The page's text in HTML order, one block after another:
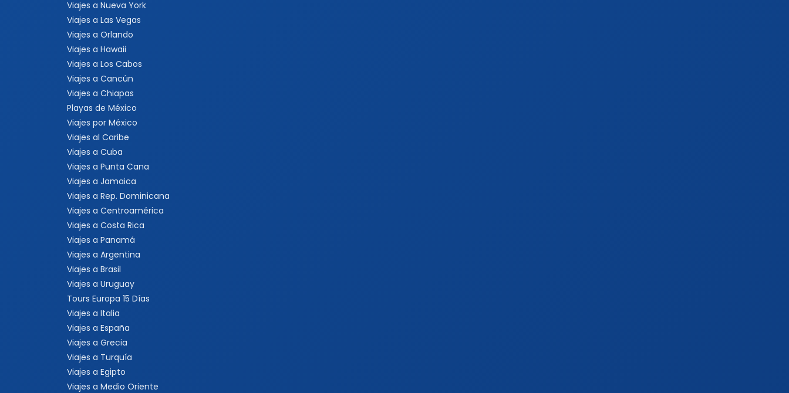
Viajes a Nueva York
Viajes a Las Vegas
Viajes a Orlando
Viajes a Hawaii
Viajes a Los Cabos
Viajes a Cancún
Viajes a Chiapas
Playas de México
Viajes por México
Viajes al Caribe
Viajes a Cuba
Viajes a Punta Cana
Viajes a Jamaica
Viajes a Rep. Dominicana
Viajes a Centroamérica
Viajes a Costa Rica
Viajes a Panamá
Viajes a Argentina
Viajes a Brasil
Viajes a Uruguay
Tours Europa 15 Días
Viajes a Italia
Viajes a España
Viajes a Grecia
Viajes a Turquía
Viajes a Egipto
Viajes a Medio Oriente